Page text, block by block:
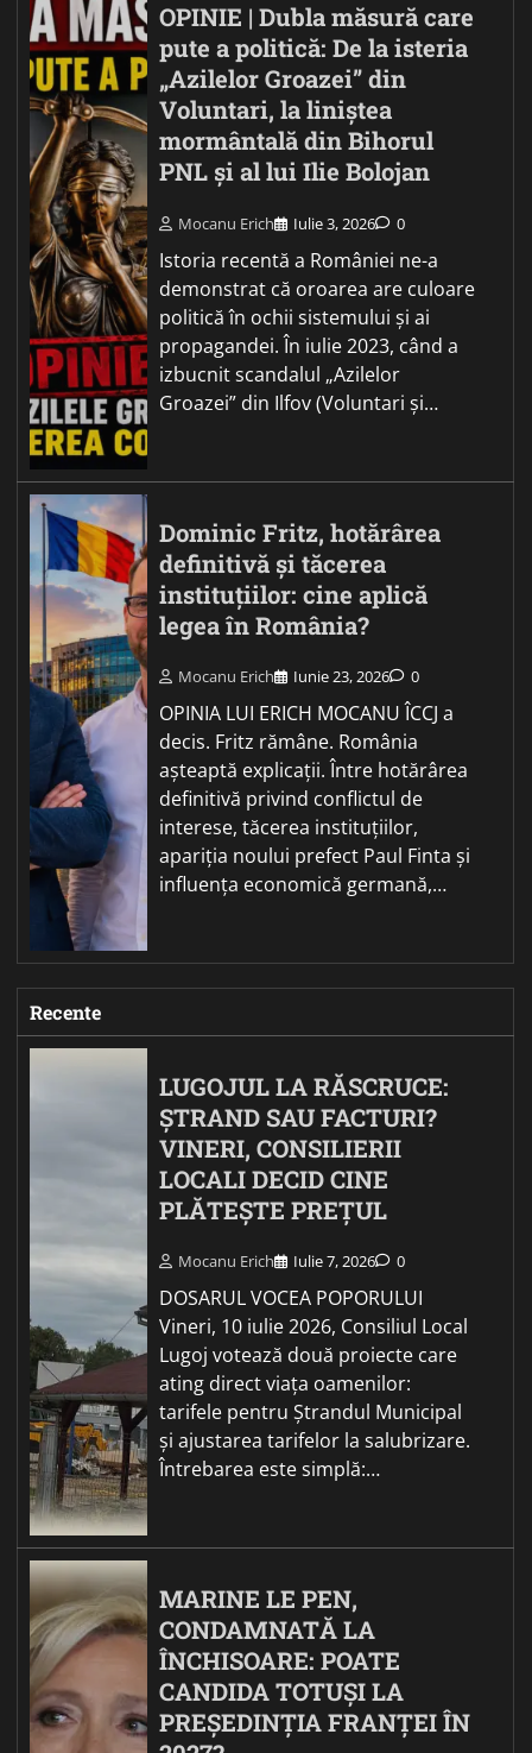
OPINIE | Dubla măsură care
pute a politică: De la isteria
„Azilelor Groazei” din
Voluntari, la liniștea
mormântală din Bihorul
PNL și al lui Ilie Bolojan
Mocanu Erich Iulie 3, 2026 0
Istoria recentă a României ne-a
demonstrat că oroarea are culoare
politică în ochii sistemului și ai
propagandei. În iulie 2023, când a
izbucnit scandalul „Azilelor
Groazei” din Ilfov (Voluntari și…
Dominic Fritz, hotărârea
definitivă și tăcerea
instituțiilor: cine aplică
legea în România?
Mocanu Erich Iunie 23, 2026 0
OPINIA LUI ERICH MOCANU ÎCCJ a
decis. Fritz rămâne. România
așteaptă explicații. Între hotărârea
definitivă privind conflictul de
interese, tăcerea instituțiilor,
apariția noului prefect Paul Finta și
influența economică germană,…
Recente
LUGOJUL LA RĂSCRUCE:
ȘTRAND SAU FACTURI?
VINERI, CONSILIERII
LOCALI DECID CINE
PLĂTEȘTE PREȚUL
Mocanu Erich Iulie 7, 2026 0
DOSARUL VOCEA POPORULUI
Vineri, 10 iulie 2026, Consiliul Local
Lugoj votează două proiecte care
ating direct viața oamenilor:
tarifele pentru Ștrandul Municipal
și ajustarea tarifelor la salubrizare.
Întrebarea este simplă:…
MARINE LE PEN,
CONDAMNATĂ LA
ÎNCHISOARE: POATE
CANDIDA TOTUȘI LA
PREȘEDINȚIA FRANȚEI ÎN